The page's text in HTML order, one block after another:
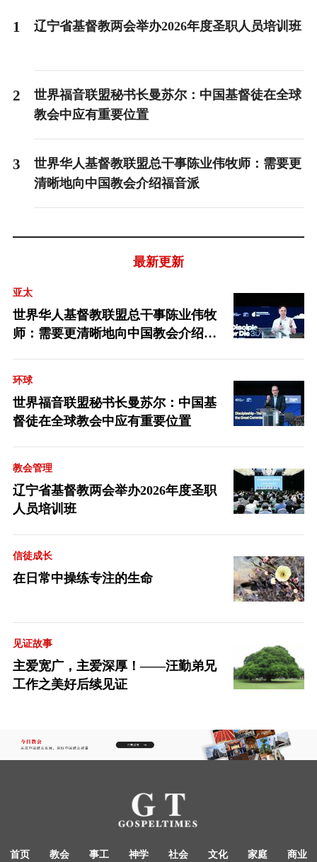
1 辽宁省基督教两会举办2026年度圣职人员培训班
2
世界福音联盟秘书长曼苏尔：中国基督徒在全球
教会中应有重要位置
3
世界华人基督教联盟总干事陈业伟牧师：需要更
清晰地向中国教会介绍福音派
最新更新
亚太
世界华人基督教联盟总干事陈业伟牧
师：需要更清晰地向中国教会介绍福
环球
世界福音联盟秘书长曼苏尔：中国基
督徒在全球教会中应有重要位置
教会管理
辽宁省基督教两会举办2026年度圣职
人员培训班
信徒成长
在日常中操练专注的生命
见证故事
主爱宽广，主爱深厚！——汪勤弟兄
工作之美好后续见证
首页 教会 事工 神学 社会 文化 家庭 商业